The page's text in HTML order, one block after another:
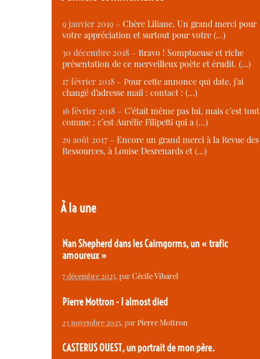
9 janvier 2019 – Chère Liliane, Un grand merci pour
votre appréciation et surtout pour votre (…)
30 décembre 2018 – Bravo ! Somptueuse et riche
présentation de ce merveilleux poète et érudit. (…)
17 février 2018 – Pour cette annonce qui date, j’ai
changé d’adresse mail : contact : (…)
16 février 2018 – C’était même pas lui, mais c’est tout
comme : c’est Aurélie Filipetti qui a (…)
29 août 2017 – Encore un grand merci à la Revue des
Ressources, à Louise Desrenards et (…)
À la une
Nan Shepherd dans les Cairngorms, un « trafic
amoureux »
7 décembre 2025, parCécile Vibarel
Pierre Mottron - I almost died
23 novembre 2025, parPierre Mottron
CASTERUS OUEST, un portrait de mon père.